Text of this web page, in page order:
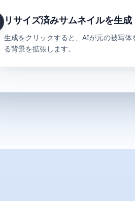
リサイズ済みサムネイルを生成
生成をクリックすると、AIが元の被写
る背景を拡張します。